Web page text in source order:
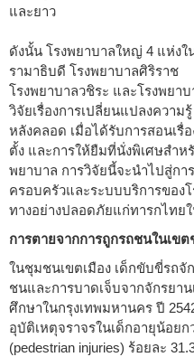
และยาว
ดังนั้น โรงพยาบาลใหญ่ 4 แห่ง
รามาธิบดี โรงพยาบาลศิริราช
โรงพยาบาลวชิระ และโรงพยา
วิจัยเรื่องการเปลี่ยนแปลงควา
หลังคลอด เมื่อได้รับการสอนเรื่
ตั้ง และการให้ยืมที่นั่งพิเศษสำห
พยาบาล การวิจัยนี้จะนำไปสู่ก
ครอบครัวและระบบบริการของ
ทางอย่างปลอดภัยแก่ทารกไทย
การตายจากการถูกรถชนในเข
ในชุมชนเขตเมือง เด็กขับขี่รถ
ชนและการบาดเจ็บจากจักรยา
ศึกษาในกรุงเทพมหานคร ปี
อุบัติเหตุจราจรในเด็กอายุน้อย
(pedestrian injuries) ร้อยละ